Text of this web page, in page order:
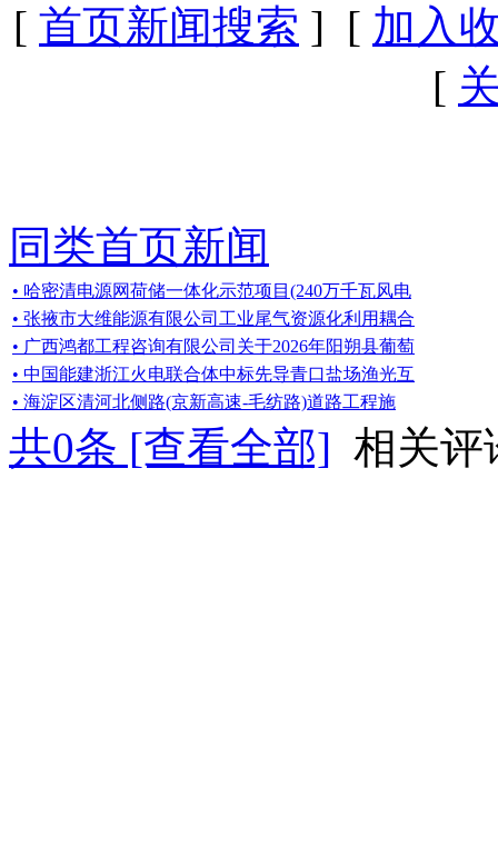
[ 首页新闻搜索 ] [ 加入
[
同类首页新闻
• 哈密清电源网荷储一体化示范项目(240万千瓦风电
• 张掖市大维能源有限公司工业尾气资源化利用耦合
• 广西鸿都工程咨询有限公司关于2026年阳朔县葡萄
• 中国能建浙江火电联合体中标先导青口盐场渔光互
• 海淀区清河北侧路(京新高速-毛纺路)道路工程施
共0条 [查看全部] 相关评